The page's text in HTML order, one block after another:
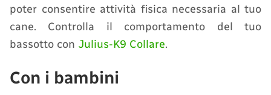
poter consentire attività fisica necessaria al tuo
cane. Controlla il comportamento del tuo
bassotto con Julius-K9 Collare.
Con i bambini